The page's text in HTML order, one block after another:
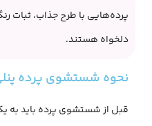
پرده‌هایی با طرح جذاب، ثبات
دلخواه هستند.
نحوه شستشوی پرده
قبل از شستشوی پرده باید به